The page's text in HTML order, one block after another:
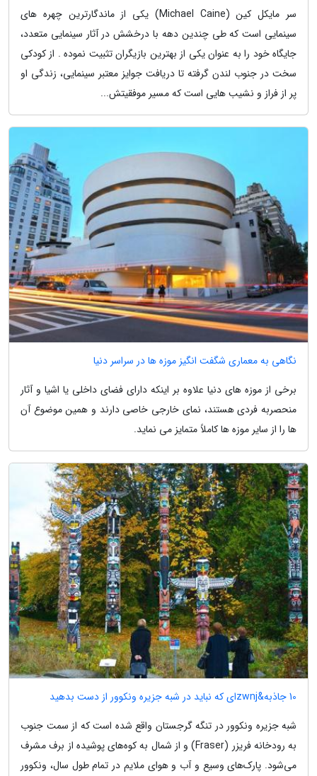
سر مایکل کین (Michael Caine) یکی از ماندگارترین چهره های
سینمایی است که طی چندین دهه با درخشش در آثار سینمایی متعدد،
جایگاه خود را به عنوان یکی از بهترین بازیگران تثبیت نموده . از کودکی
سخت در جنوب لندن گرفته تا دریافت جوایز معتبر سینمایی، زندگی او
پر از فراز و نشیب هایی است که مسیر موفقیتش...
نگاهی به معماری شگفت انگیز موزه ها در سراسر دنیا
برخی از موزه های دنیا علاوه بر اینکه دارای فضای داخلی یا اشیا و آثار
منحصربه فردی هستند، نمای خارجی خاصی دارند و همین موضوع آن
ها را از سایر موزه ها کاملاً متمایز می نماید.
10 جاذبه&zwnjای که نباید در شبه جزیره ونکوور از دست بدهید
شبه جزیره ونکوور در تنگه گرجستان واقع شده است که از سمت جنوب
به رودخانه فریزر (Fraser) و از شمال به کوه‌های پوشیده از برف مشرف
می‌شود. پارک‌های وسیع و آب و هوای ملایم در تمام طول سال، ونکوور